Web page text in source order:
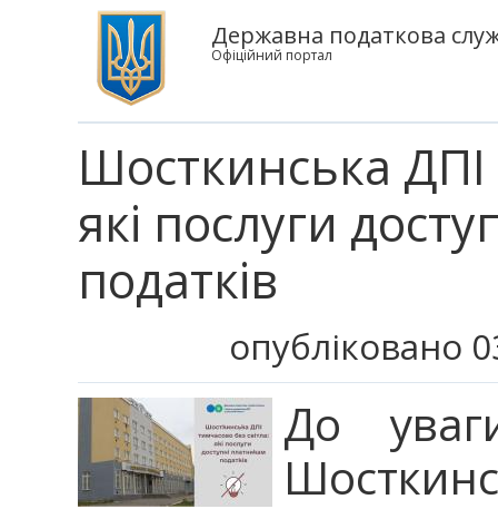
Державна податкова
Офіційний портал
Шосткинська ДПІ
які послуги
податків
опубліковано
До